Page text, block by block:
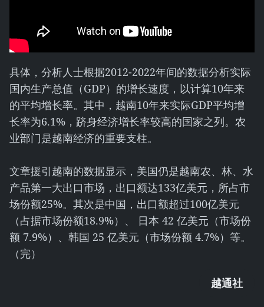
具体，分析人士根据2012-2022年间的数据分析实际
国内生产总值（GDP）的增长速度，以计算10年来
的平均增长率。其中，越南10年来实际GDP平均增
长率为6.1%，跻身经济增长率较高的国家之列。农
业部门是越南经济的重要支柱。
文章援引越南的数据显示，美国仍是越南农、林、水
产品第一大出口市场，出口额达133亿美元，所占市
场份额25%。其次是中国，出口额超过100亿美元
（占据市场份额18.9%）、 日本 42 亿美元（市场份
额 7.9%）、韩国 25 亿美元（市场份额 4.7%）等。
（完）
越通社